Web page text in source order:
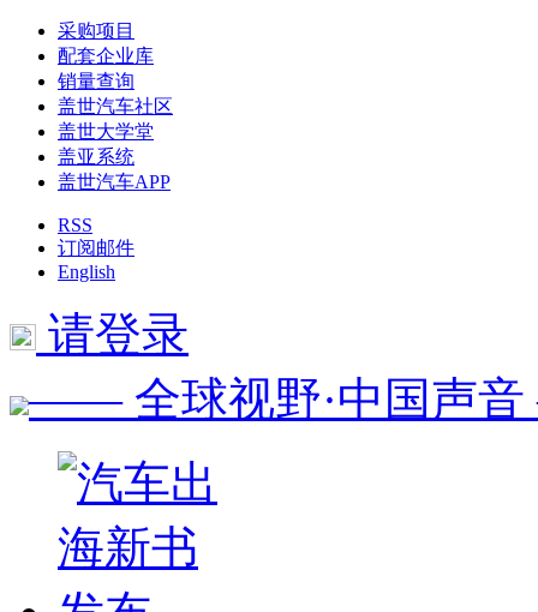
采购项目
配套企业库
销量查询
盖世汽车社区
盖世大学堂
盖亚系统
盖世汽车APP
RSS
订阅邮件
English
请登录
—— 全球视野·中国声